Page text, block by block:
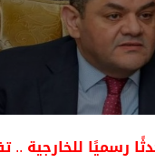
رسميًا للخارجية ..